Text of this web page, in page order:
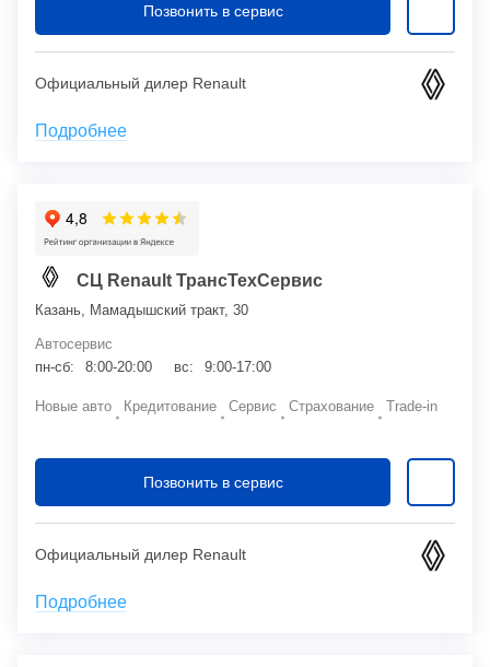
Позвонить в сервис
Официальный дилер Renault
Подробнее
СЦ Renault ТрансТехСервис
Казань, Мамадышский тракт, 30
Автосервис
пн-сб:
8:00-20:00 вс: 9:00-17:00
Новые авто Кредитование Сервис Страхование Trade-in
Позвонить в сервис
Официальный дилер Renault
Подробнее